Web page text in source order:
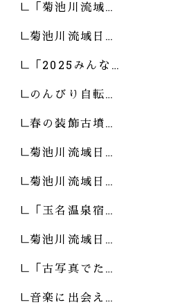
「菊池川流域…
菊池川流域日…
「2025みんな…
のんびり自転…
春の装飾古墳…
菊池川流域日…
菊池川流域日…
「玉名温泉宿…
菊池川流域日…
「古写真でた…
音楽に出会え…